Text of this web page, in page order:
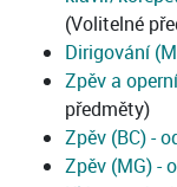
(Volitelné
Dirigování
Zpěv a
předměty)
Zpěv (BC) -
Zpěv (MG) -